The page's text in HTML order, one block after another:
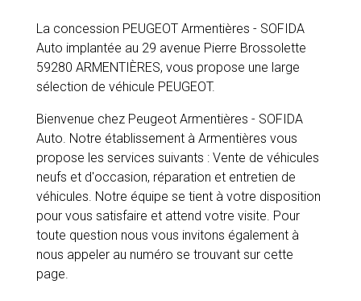
La concession PEUGEOT Armentières - SOFIDA
Auto implantée au 29 avenue Pierre Brossolette
59280 ARMENTIÈRES, vous propose une large
sélection de véhicule PEUGEOT.
Bienvenue chez Peugeot Armentières - SOFIDA
Auto. Notre établissement à Armentières vous
propose les services suivants : Vente de véhicules
neufs et d'occasion, réparation et entretien de
véhicules. Notre équipe se tient à votre disposition
pour vous satisfaire et attend votre visite. Pour
toute question nous vous invitons également à
nous appeler au numéro se trouvant sur cette
page.